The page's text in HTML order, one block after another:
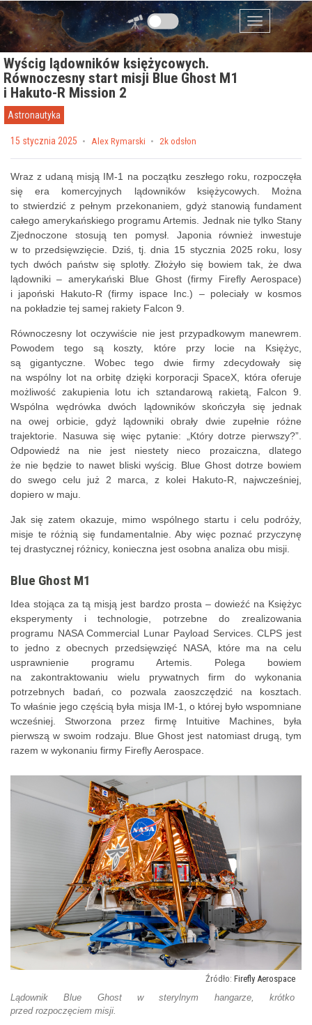
Przejdź do zawartości
Menu
Wyścig lądowników księżycowych.
Równoczesny start misji Blue Ghost M1
i Hakuto-R Mission 2
Astronautyka
Posted on
15 stycznia 2025 by Alex Rymarski 2k odsłon
Wraz z udaną misją IM-1 na początku zeszłego roku, rozpoczęła
się era komercyjnych lądowników księżycowych. Można
to stwierdzić z pełnym przekonaniem, gdyż stanowią fundament
całego amerykańskiego programu Artemis. Jednak nie tylko Stany
Zjednoczone stosują ten pomysł. Japonia również inwestuje
w to przedsięwzięcie. Dziś, tj. dnia 15 stycznia 2025 roku, losy
tych dwóch państw się splotły. Złożyło się bowiem tak, że dwa
lądowniki – amerykański Blue Ghost (firmy Firefly Aerospace)
i japoński Hakuto-R (firmy ispace Inc.) – poleciały w kosmos
na pokładzie tej samej rakiety Falcon 9.
Równoczesny lot oczywiście nie jest przypadkowym manewrem.
Powodem tego są koszty, które przy locie na Księżyc,
są gigantyczne. Wobec tego dwie firmy zdecydowały się
na wspólny lot na orbitę dzięki korporacji SpaceX, która oferuje
możliwość zakupienia lotu ich sztandarową rakietą, Falcon 9.
Wspólna wędrówka dwóch lądowników skończyła się jednak
na owej orbicie, gdyż lądowniki obrały dwie zupełnie różne
trajektorie. Nasuwa się więc pytanie: „Który dotrze pierwszy?”.
Odpowiedź na nie jest niestety nieco prozaiczna, dlatego
że nie będzie to nawet bliski wyścig. Blue Ghost dotrze bowiem
do swego celu już 2 marca, z kolei Hakuto-R, najwcześniej,
dopiero w maju.
Jak się zatem okazuje, mimo wspólnego startu i celu podróży,
misje te różnią się fundamentalnie. Aby więc poznać przyczynę
tej drastycznej różnicy, konieczna jest osobna analiza obu misji.
Blue Ghost M1
Idea stojąca za tą misją jest bardzo prosta – dowieźć na Księżyc
eksperymenty i technologie, potrzebne do zrealizowania
programu NASA Commercial Lunar Payload Services. CLPS jest
to jedno z obecnych przedsięwzięć NASA, które ma na celu
usprawnienie programu Artemis. Polega bowiem
na zakontraktowaniu wielu prywatnych firm do wykonania
potrzebnych badań, co pozwala zaoszczędzić na kosztach.
To właśnie jego częścią była misja IM-1, o której było wspomniane
wcześniej. Stworzona przez firmę Intuitive Machines, była
pierwszą w swoim rodzaju. Blue Ghost jest natomiast drugą, tym
razem w wykonaniu firmy Firefly Aerospace.
Firefly Aerospace
Lądownik Blue Ghost w sterylnym hangarze, krótko
przed rozpoczęciem misji.